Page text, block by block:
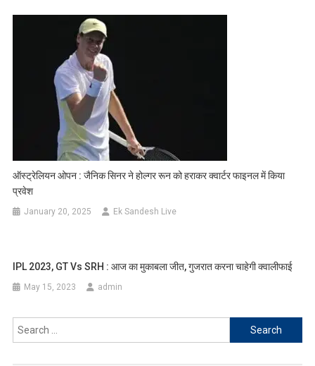
ऑस्ट्रेलियन ओपन : जैनिक सिनर ने होल्गर रून को हराकर क्वार्टर फाइनल में किया
प्रवेश
January 20, 2025 Ek Sandesh Live
IPL 2023, GT Vs SRH : आज का मुकाबला जीत, गुजरात करना चाहेगी क्वालीफाई
May 15, 2023 admin
Search
for: